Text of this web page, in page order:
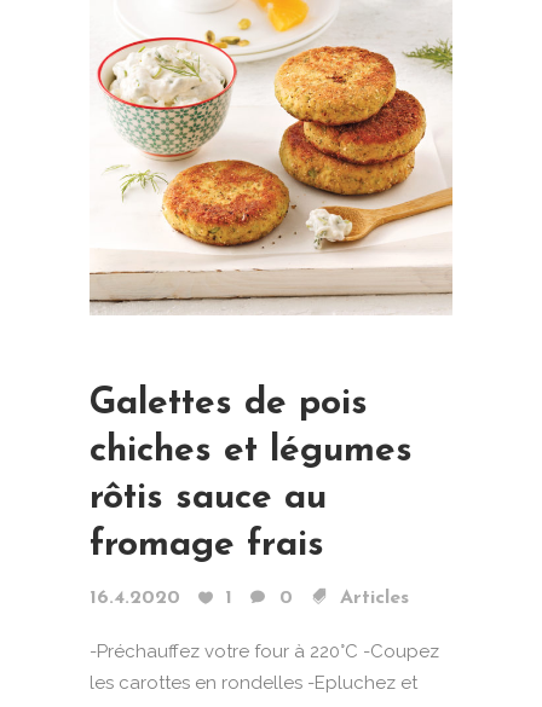
Galettes de pois
chiches et légumes
rôtis sauce au
fromage frais
16.4.2020 1 0 Articles
-Préchauffez votre four à 220°C -Coupez
les carottes en rondelles -Epluchez et